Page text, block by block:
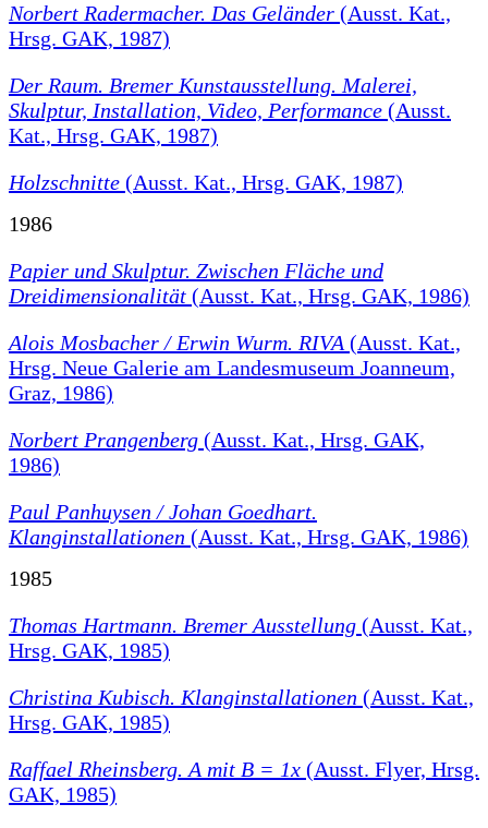
Norbert Radermacher. Das Geländer (Ausst. Kat.,
Hrsg. GAK, 1987)
Der Raum. Bremer Kunstausstellung. Malerei,
Skulptur, Installation, Video, Performance (Ausst.
Kat., Hrsg. GAK, 1987)
Holzschnitte (Ausst. Kat., Hrsg. GAK, 1987)
1986
Papier und Skulptur. Zwischen Fläche und
Dreidimensionalität (Ausst. Kat., Hrsg. GAK, 1986)
Alois Mosbacher / Erwin Wurm. RIVA (Ausst. Kat.,
Hrsg. Neue Galerie am Landesmuseum Joanneum,
Graz, 1986)
Norbert Prangenberg (Ausst. Kat., Hrsg. GAK,
1986)
Paul Panhuysen / Johan Goedhart.
Klanginstallationen (Ausst. Kat., Hrsg. GAK, 1986)
1985
Thomas Hartmann. Bremer Ausstellung (Ausst. Kat.,
Hrsg. GAK, 1985)
Christina Kubisch. Klanginstallationen (Ausst. Kat.,
Hrsg. GAK, 1985)
Raffael Rheinsberg. A mit B = 1x (Ausst. Flyer, Hrsg.
GAK, 1985)